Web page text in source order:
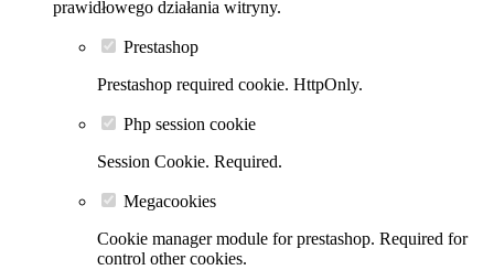
prawidłowego działania witryny.
Prestashop
Prestashop required cookie. HttpOnly.
Php session cookie
Session Cookie. Required.
Megacookies
Cookie manager module for prestashop. Required for
control other cookies.